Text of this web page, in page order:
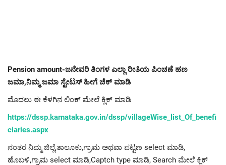
Pension amount-ಜನೇವರಿ ತಿಂಗಳ ಎಲ್ಲಾ ರೀತಿಯ ಪಿಂಚಣೆ ಹಣ
ಜಮಾ,ನಿಮ್ಮ ಜಮಾ ಸ್ಟೇಟಸ್ ಹೀಗೆ ಚೆಕ್ ಮಾಡಿ
ಮೊದಲು ಈ ಕೆಳಗಿನ ಲಿಂಕ್ ಮೇಲೆ ಕ್ಲಿಕ್ ಮಾಡಿ
https://dssp.karnataka.gov.in/dssp/villageWise_list_Of_benefi
ciaries.aspx
ನಂತರ ನಿಮ್ಮ ಜಿಲ್ಲೆ,ತಾಲೂಕು,ಗ್ರಾಮ ಅಥವಾ ಪಟ್ಟಣ select ಮಾಡಿ,
ಹೊಬಳಿ,ಗ್ರಾಮ select ಮಾಡಿ,Captch type ಮಾಡಿ, Search ಮೇಲೆ ಕ್ಲಿಕ್